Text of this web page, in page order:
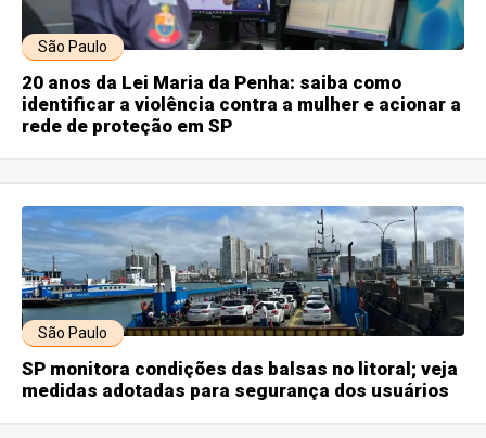
São Paulo
20 anos da Lei Maria da Penha: saiba como
identificar a violência contra a mulher e acionar a
rede de proteção em SP
São Paulo
SP monitora condições das balsas no litoral; veja
medidas adotadas para segurança dos usuários